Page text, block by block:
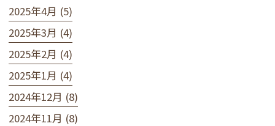
2025年4月 (5)
2025年3月 (4)
2025年2月 (4)
2025年1月 (4)
2024年12月 (8)
2024年11月 (8)